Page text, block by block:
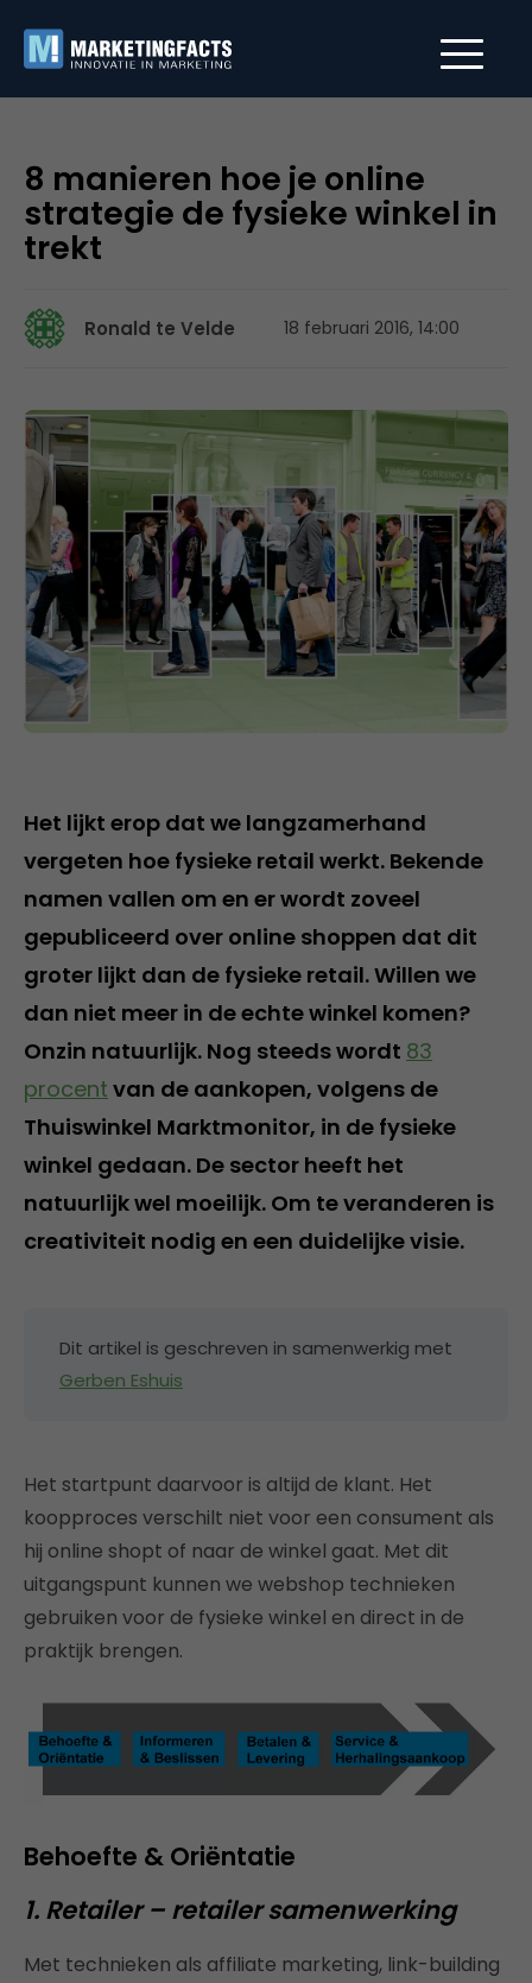
8 manieren hoe je online
strategie de fysieke winkel in
trekt
Ronald te Velde 18 februari 2016, 14:00
Het lijkt erop dat we langzamerhand
vergeten hoe fysieke retail werkt. Bekende
namen vallen om en er wordt zoveel
gepubliceerd over online shoppen dat dit
groter lijkt dan de fysieke retail. Willen we
dan niet meer in de echte winkel komen?
Onzin natuurlijk. Nog steeds wordt 83
procent van de aankopen, volgens de
Thuiswinkel Marktmonitor, in de fysieke
winkel gedaan. De sector heeft het
natuurlijk wel moeilijk. Om te veranderen is
creativiteit nodig en een duidelijke visie.
Dit artikel is geschreven in samenwerkig met
Gerben Eshuis
Het startpunt daarvoor is altijd de klant. Het
koopproces verschilt niet voor een consument als
hij online shopt of naar de winkel gaat. Met dit
uitgangspunt kunnen we webshop technieken
gebruiken voor de fysieke winkel en direct in de
praktijk brengen.
Behoefte & Oriëntatie
1. Retailer – retailer samenwerking
Met technieken als affiliate marketing, link-building